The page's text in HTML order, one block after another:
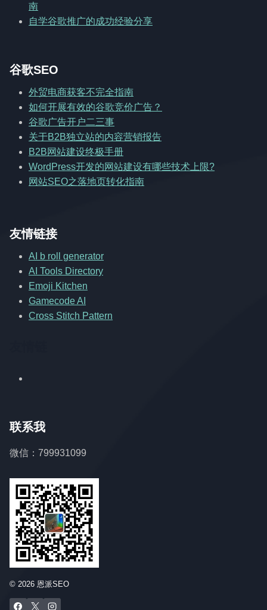
南
自学谷歌推广的成功经验分享
谷歌SEO
外贸电商获客不完全指南
如何开展有效的谷歌竞价广告？
谷歌广告开户二三事
关于B2B独立站的内容营销报告
B2B网站建设终极手册
WordPress开发的网站建设有哪些技术上限?
网站SEO之落地页转化指南
友情链接
AI b roll generator
AI Tools Directory
Emoji Kitchen
Gamecode AI
Cross Stitch Pattern
联系我
微信：799931099
© 2026 恩派SEO